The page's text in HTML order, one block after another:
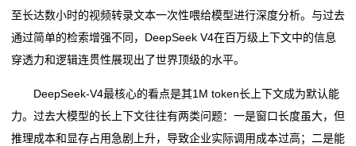
至长达数小时的视频转录文本一次性喂给模型进行深度分析。与过去
通过简单的检索增强不同，DeepSeek V4在百万级上下文中的信息
穿透力和逻辑连贯性展现出了世界顶级的水平。
DeepSeek-V4最核心的看点是其1M token长上下文成为默认能
力。过去大模型的长上下文往往有两类问题：一是窗口长度虽大，但
推理成本和显存占用急剧上升，导致企业实际调用成本过高；二是能